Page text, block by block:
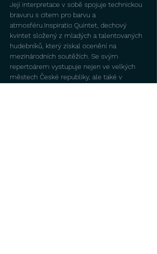
Její interpretace v sobě spojuje technickou
bravuru s citem pro barvu a
atmosféru.Inspiratio Quintet, dechový
kvintet složený z mladých a talentovaných
hudebníků, který získal ocenění na
mezinárodních soutěžích. Se svým
repertoárem vystupuje nejen ve velkých
městech České republiky, ale také v